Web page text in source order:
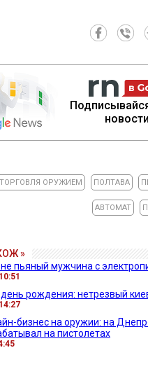
ТОРГОВЛЯ ОРУЖИЕМ ПОЛТАВА
АВТОМАТ
»
пьяный мужчина с
рождения: нетрезвый
бизнес на оружии: на
на пистолетах